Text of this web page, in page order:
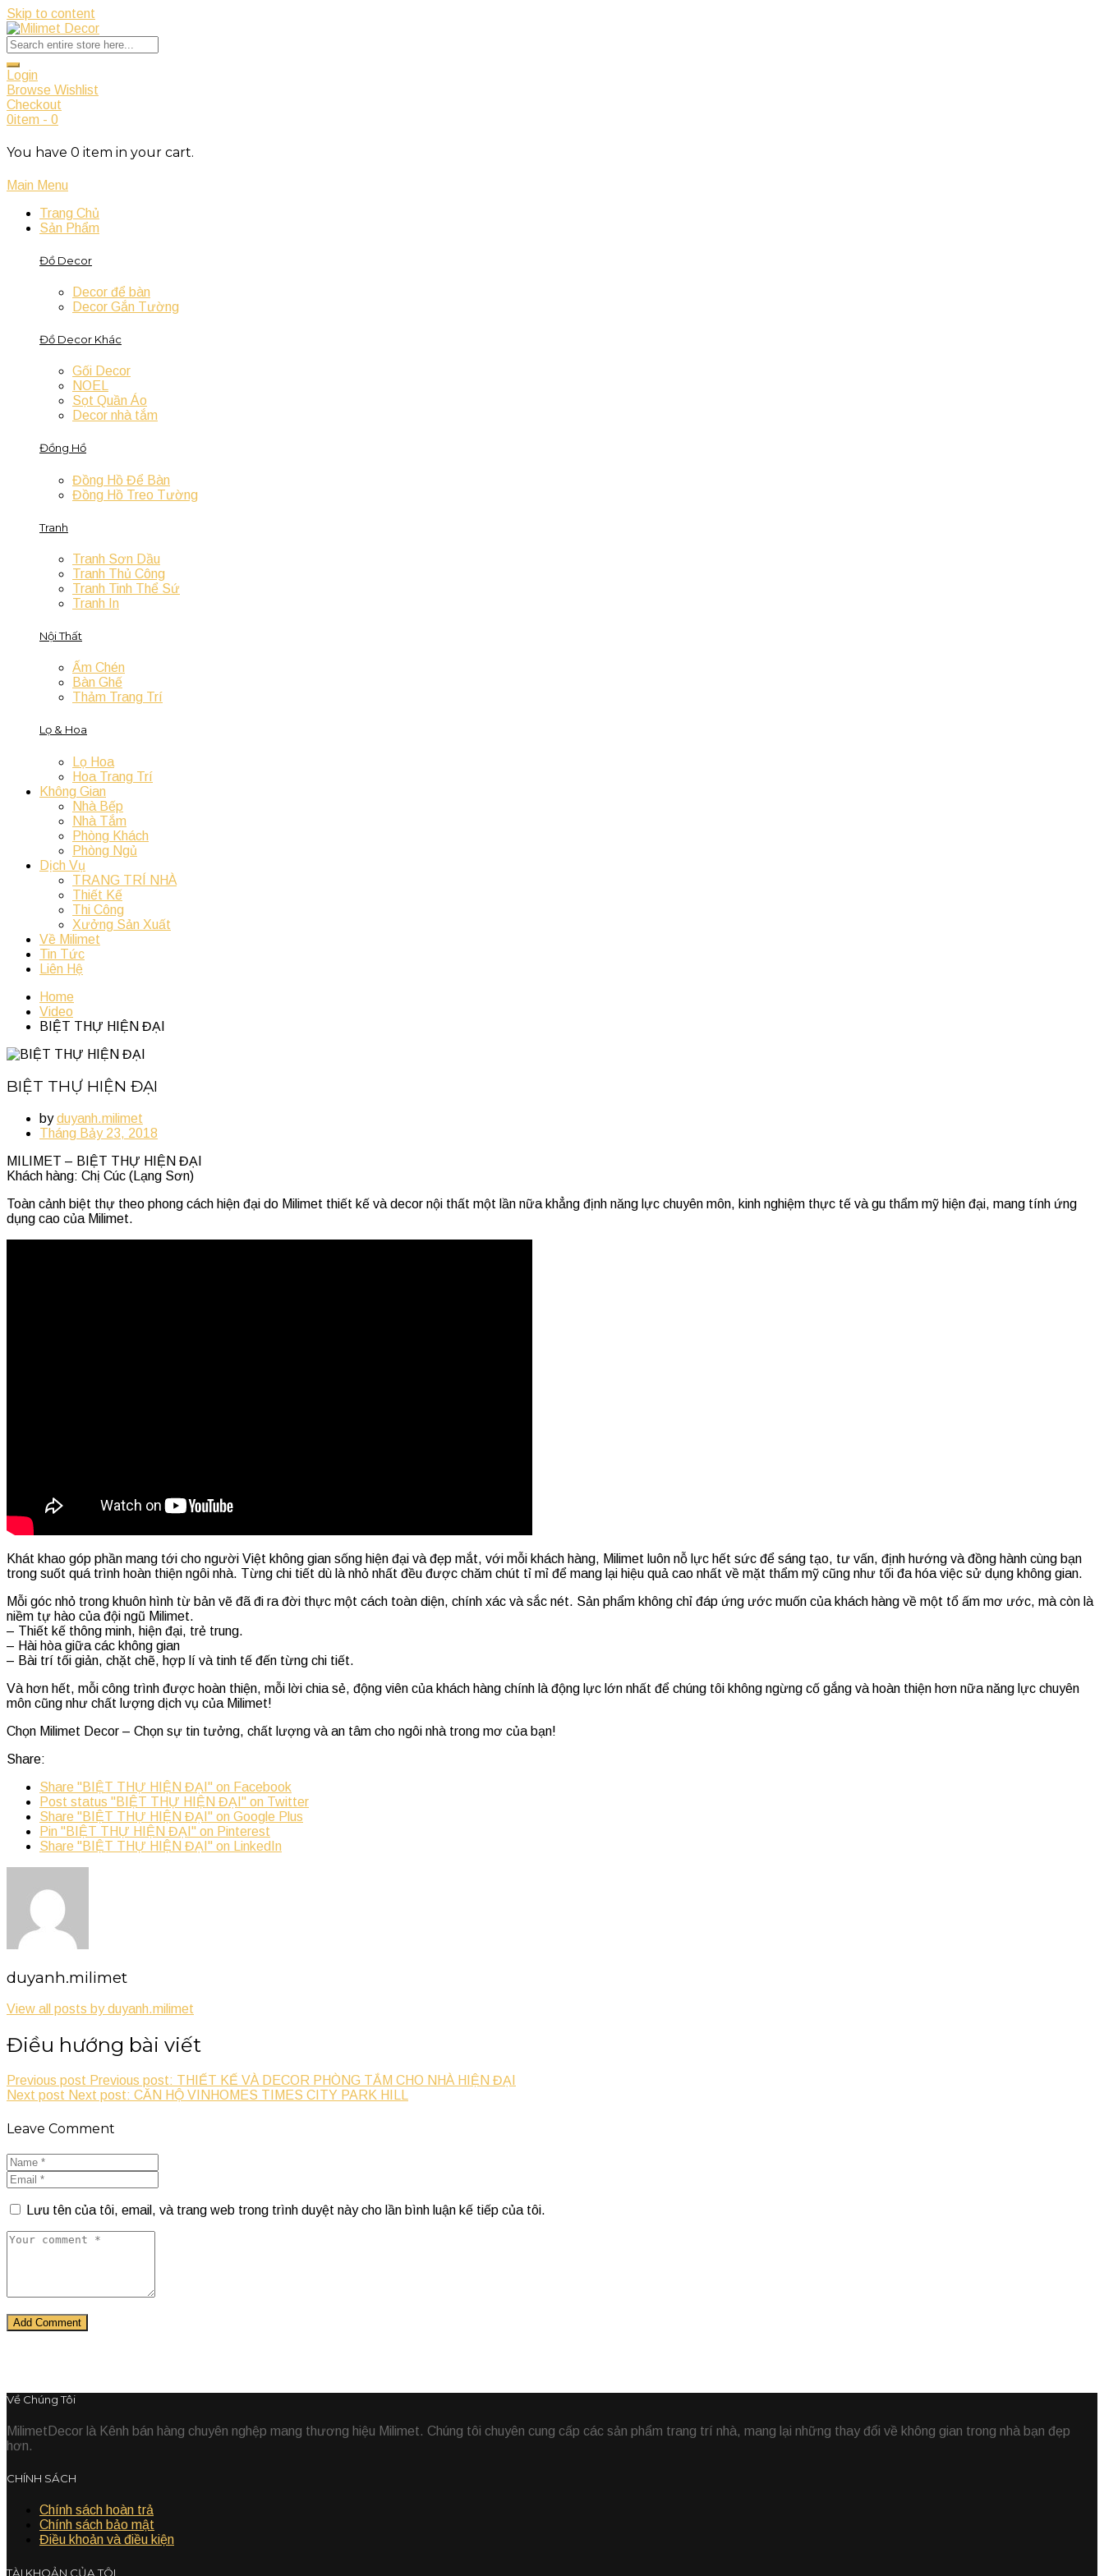
Skip to content
Login
Browse Wishlist
Checkout
0item - 0
You have 0 item in your cart.
Main Menu
Trang Chủ
Sản Phẩm
Đồ Decor
Decor để bàn
Decor Gắn Tường
Đồ Decor Khác
Gối Decor
NOEL
Sọt Quần Áo
Decor nhà tắm
Đồng Hồ
Đồng Hồ Để Bàn
Đồng Hồ Treo Tường
Tranh
Tranh Sơn Dầu
Tranh Thủ Công
Tranh Tinh Thể Sứ
Tranh In
Nội Thất
Ấm Chén
Bàn Ghế
Thảm Trang Trí
Lọ & Hoa
Lọ Hoa
Hoa Trang Trí
Không Gian
Nhà Bếp
Nhà Tắm
Phòng Khách
Phòng Ngủ
Dịch Vụ
TRANG TRÍ NHÀ
Thiết Kế
Thi Công
Xưởng Sản Xuất
Về Milimet
Tin Tức
Liên Hệ
Home
Video
BIỆT THỰ HIỆN ĐẠI
BIỆT THỰ HIỆN ĐẠI
byduyanh.milimet
Tháng Bảy 23, 2018
MILIMET – BIỆT THỰ HIỆN ĐẠI
Khách hàng: Chị Cúc (Lạng Sơn)
Toàn cảnh biệt thự theo phong cách hiện đại do Milimet thiết kế và decor nội thất một lần nữa khẳng định năng lực chuyên môn, kinh nghiệm thực tế và gu thẩm mỹ hiện đại, mang tính ứng
dụng cao của Milimet.
Khát khao góp phần mang tới cho người Việt không gian sống hiện đại và đẹp mắt, với mỗi khách hàng, Milimet luôn nỗ lực hết sức để sáng tạo, tư vấn, định hướng và đồng hành cùng bạn
trong suốt quá trình hoàn thiện ngôi nhà. Từng chi tiết dù là nhỏ nhất đều được chăm chút tỉ mỉ để mang lại hiệu quả cao nhất về mặt thẩm mỹ cũng như tối đa hóa việc sử dụng không gian.
Mỗi góc nhỏ trong khuôn hình từ bản vẽ đã đi ra đời thực một cách toàn diện, chính xác và sắc nét. Sản phẩm không chỉ đáp ứng ước muốn của khách hàng về một tổ ấm mơ ước, mà còn là
niềm tự hào của đội ngũ Milimet.
– Thiết kế thông minh, hiện đại, trẻ trung.
– Hài hòa giữa các không gian
– Bài trí tối giản, chặt chẽ, hợp lí và tinh tế đến từng chi tiết.
Và hơn hết, mỗi công trình được hoàn thiện, mỗi lời chia sẻ, động viên của khách hàng chính là động lực lớn nhất để chúng tôi không ngừng cố gắng và hoàn thiện hơn nữa năng lực chuyên
môn cũng như chất lượng dịch vụ của Milimet!
Chọn Milimet Decor – Chọn sự tin tưởng, chất lượng và an tâm cho ngôi nhà trong mơ của bạn!
Share:
Share "BIỆT THỰ HIỆN ĐẠI" on Facebook
Post status "BIỆT THỰ HIỆN ĐẠI" on Twitter
Share "BIỆT THỰ HIỆN ĐẠI" on Google Plus
Pin "BIỆT THỰ HIỆN ĐẠI" on Pinterest
Share "BIỆT THỰ HIỆN ĐẠI" on LinkedIn
duyanh.milimet
View all posts by duyanh.milimet
Điều hướng bài viết
Previous post Previous post: THIẾT KẾ VÀ DECOR PHÒNG TẮM CHO NHÀ HIỆN ĐẠI
Next post Next post: CĂN HỘ VINHOMES TIMES CITY PARK HILL
Leave Comment
Lưu tên của tôi, email, và trang web trong trình duyệt này cho lần bình luận kế tiếp của tôi.
Về Chúng Tôi
MilimetDecor là Kênh bán hàng chuyên nghệp mang thương hiệu Milimet. Chúng tôi chuyên cung cấp các sản phẩm trang trí nhà, mang lại những thay đổi về không gian trong nhà bạn đẹp
hơn.
CHÍNH SÁCH
Chính sách hoàn trả
Chính sách bảo mật
Điều khoản và điều kiện
TÀI KHOẢN CỦA TÔI